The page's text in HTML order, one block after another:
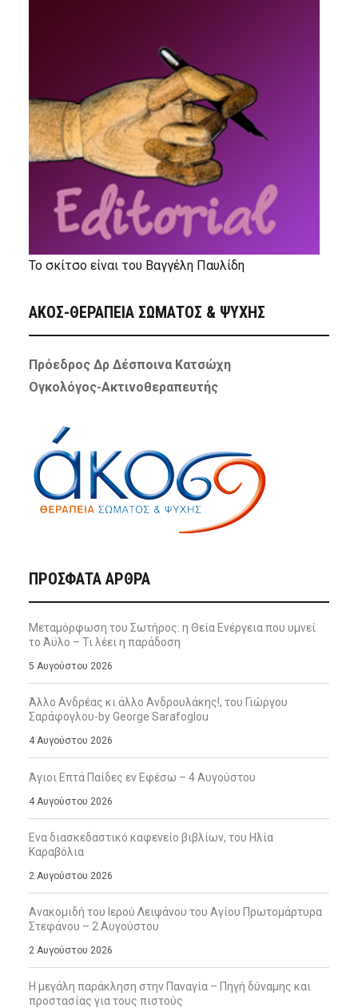
Το σκίτσο είναι του Βαγγέλη Παυλίδη
ΑΚΟΣ-ΘΕΡΑΠΕΙΑ ΣΩΜΑΤΟΣ & ΨΥΧΗΣ
Πρόεδρος Δρ Δέσποινα Κατσώχη
Ογκολόγος-Ακτινοθεραπευτής
ΠΡΌΣΦΑΤΑ ΆΡΘΡΑ
Μεταμόρφωση του Σωτήρος: η Θεία Ενέργεια που υμνεί
το Άϋλο – Τι λέει η παράδοση
5 Αυγούστου 2026
Άλλο Ανδρέας κι άλλο Ανδρουλάκης!, του Γιώργου
Σαράφογλου-by George Sarafoglou
4 Αυγούστου 2026
Άγιοι Επτά Παίδες εν Εφέσω – 4 Αυγούστου
4 Αυγούστου 2026
Ενα διασκεδαστικό καφενείο βιβλίων, του Ηλία
Καραβόλια
2 Αυγούστου 2026
Ανακομιδή του Ιερού Λειψάνου του Αγίου Πρωτομάρτυρα
Στεφάνου – 2 Αυγούστου
2 Αυγούστου 2026
Η μεγάλη παράκληση στην Παναγία – Πηγή δύναμης και
προστασίας για τους πιστούς